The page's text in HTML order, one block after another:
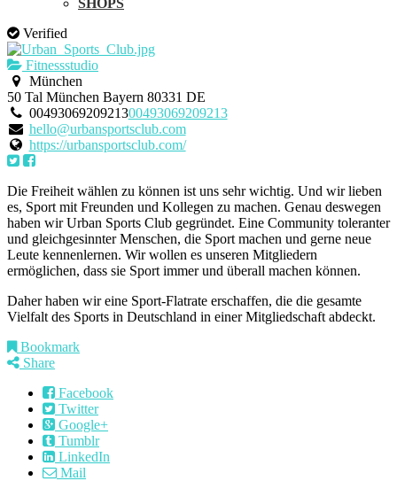
SHOPS
Verified
Fitnessstudio
München
50 Tal München Bayern 80331 DE
0049306920921300493069209213
hello@urbansportsclub.com
https://urbansportsclub.com/
Die Freiheit wählen zu können ist uns sehr wichtig. Und wir lieben
es, Sport mit Freunden und Kollegen zu machen. Genau deswegen
haben wir Urban Sports Club gegründet. Eine Community toleranter
und gleichgesinnter Menschen, die Sport machen und gerne neue
Leute kennenlernen. Wir wollen es unseren Mitgliedern
ermöglichen, dass sie Sport immer und überall machen können.
Daher haben wir eine Sport-Flatrate erschaffen, die die gesamte
Vielfalt des Sports in Deutschland in einer Mitgliedschaft abdeckt.
Bookmark
Share
Facebook
Twitter
Google+
Tumblr
LinkedIn
Mail